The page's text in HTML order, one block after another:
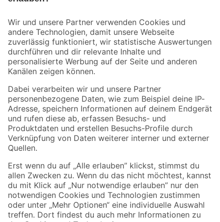
Der toom Newsletter: Keine Angebote und Aktionen mehr verpassen!
Zur Newsletter Anmeldung
Folge uns
Zahlungsarten Versandarten
Sicher einkaufen
Jetzt die toom-App herunterladen